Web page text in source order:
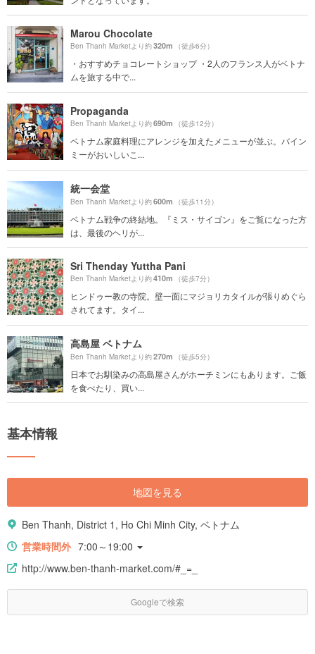
Marou Chocolate
Ben Thanh Marketより約320m （徒歩6分）
・おすすめチョコレートショップ ・2人のフランス人がベトナ
ムを旅する中で...
Propaganda
Ben Thanh Marketより約690m （徒歩12分）
ベトナム家庭料理にアレンジを加えたメニューが並ぶ。バイン
ミーがおいしいこ...
統一会堂
Ben Thanh Marketより約600m （徒歩11分）
ベトナム戦争の終結地。『ミス・サイゴン』をご覧になった方
は、最後のヘリが...
Sri Thenday Yuttha Pani
Ben Thanh Marketより約410m （徒歩7分）
ヒンドゥー教の寺院。壁一面にマジョリカタイルが張りめぐら
されてます。タイ...
高島屋 ベトナム
Ben Thanh Marketより約270m （徒歩5分）
日本でお馴染みの高島屋さんがホーチミンにもあります。ご飯
を食べたり、買い...
基本情報
地図を見る
Ben Thanh, District 1, Ho Chi Minh City, ベトナム
営業時間外 7:00～19:00
http://www.ben-thanh-market.com/#_=_
Googleで検索